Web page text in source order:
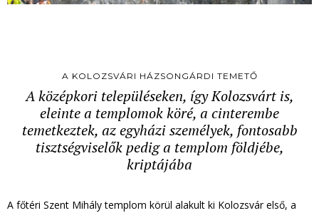
A KOLOZSVÁRI HÁZSONGÁRDI TEMETŐ
A középkori településeken, így Kolozsvárt is,
eleinte a templomok köré, a cinterembe
temetkeztek, az egyházi személyek, fontosabb
tisztségviselők pedig a templom földjébe,
kriptájába
A főtéri Szent Mihály templom körül alakult ki Kolozsvár első, a